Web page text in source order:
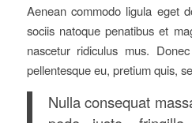
Aenean commodo ligula eget
sociis natoque penatibus et
nascetur ridiculus mus.
pellentesque eu, pretium quis,
Nulla consequat